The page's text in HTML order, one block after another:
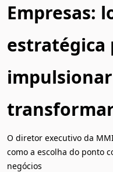
Empresas:
estratégica
O diretor executivo da
como a escolha do ponto
negócios